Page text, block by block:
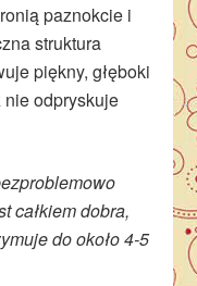
paznokcie i
struktura
piękny, głęboki
nie odpryskuje
całkiem dobra,
do około 4-5